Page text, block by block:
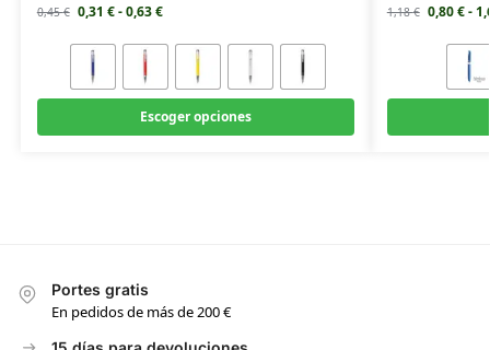
0,45€ 0,31 €-0,63€
Escoger opciones
1,18€ 0,80€-
Portes gratis
En pedidos de más de 200 €